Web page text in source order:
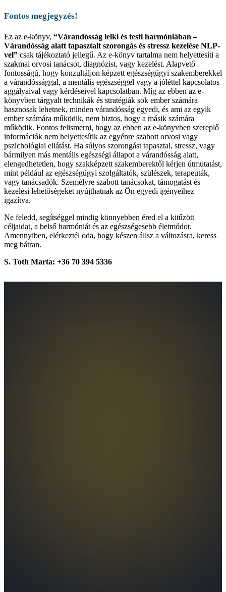
Fontos megjegyzés!
Ez az e-könyv, “Várandósság lelki és testi harmóniában –
Várandósság alatt tapasztalt szorongás és stressz kezelése NLP-
vel” csak tájékoztató jellegű. Az e-könyv tartalma nem helyettesíti a
szakmai orvosi tanácsot, diagnózist, vagy kezelést. Alapvető
fontosságú, hogy konzultáljon képzett egészségügyi szakemberekkel
a várandóssággal, a mentális egészséggel vagy a jóléttel kapcsolatos
aggályaival vagy kérdéseivel kapcsolatban. Míg az ebben az e-
könyvben tárgyalt technikák és stratégiák sok ember számára
hasznosak lehetnek, minden várandósság egyedi, és ami az egyik
ember számára működik, nem biztos, hogy a másik számára
működik. Fontos felismerni, hogy az ebben az e-könyvben szereplő
információk nem helyettesítik az egyénre szabott orvosi vagy
pszichológiai ellátást. Ha súlyos szorongást tapasztal, stressz, vagy
bármilyen más mentális egészségi állapot a várandósság alatt,
elengedhetetlen, hogy szakképzett szakemberektől kérjen útmutatást,
mint például az egészségügyi szolgáltatók, szülészek, terapeuták,
vagy tanácsadók. Személyre szabott tanácsokat, támogatást és
kezelési lehetőségeket nyújthatnak az Ön egyedi igényeihez
igazítva.
Ne feledd, segítséggel mindig könnyebben éred el a kitűzött
céljaidat, a belső harmóniát és az egészségesebb életmódot.
Amennyiben, elérkeztél oda, hogy készen állsz a változásra, keress
meg bátran.
S. Toth Marta: +36 70 394 5336